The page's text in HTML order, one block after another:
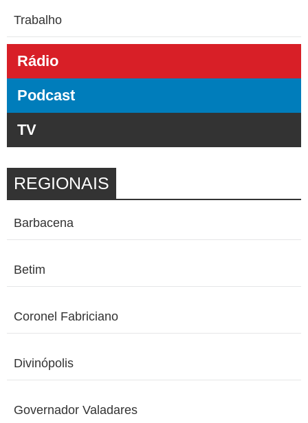
Trabalho
Rádio
Podcast
TV
REGIONAIS
Barbacena
Betim
Coronel Fabriciano
Divinópolis
Governador Valadares